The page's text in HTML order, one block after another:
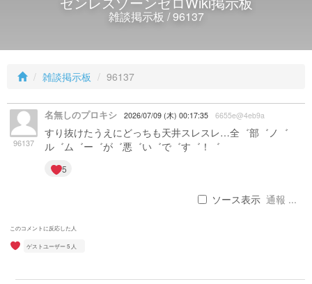
雑談掲示板 / 96137
雑談掲示板 96137
96137
名無しのプロキシ 2026/07/09 (木) 00:17:35 6655e@4eb9a
すり抜けたうえにどっちも天井スレスレ…全゛部゛ノ゛
ル゛ム゛ー゛が゛悪゛い゛で゛す゛！゛
5
ソース表示 通報 ...
このコメントに反応した人
ゲストユーザー 5 人